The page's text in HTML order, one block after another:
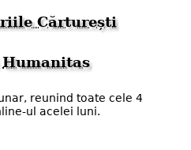
Cărturești
Humanitas
reunind toate cele 4
ul acelei luni.